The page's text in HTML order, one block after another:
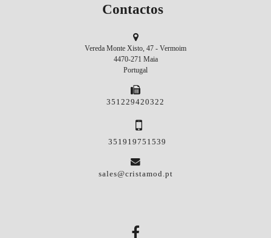
Contactos
Vereda Monte Xisto, 47 - Vermoim
4470-271 Maia
Portugal
351229420322
351919751539
sales@cristamod.pt